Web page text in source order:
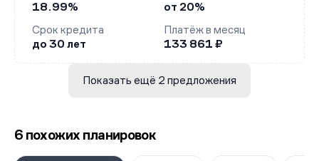
18.99%
от 20%
Срок кредита
до 30 лет
Платёж в месяц
133 861 ₽
Показать ещё 2 предложения
6 похожих планировок